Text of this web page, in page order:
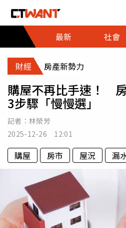
最新
社會
財經 房產新勢力
購屋不再比手速！
3步驟「慢慢選」
記者： 林榮芳
2025-12-26 12:01
購屋 房市 屋況 漏